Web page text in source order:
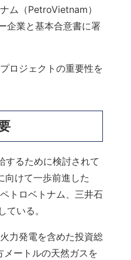
ム（PetroVietnam）
企業と基本合意書に署
ロジェクトの重要性を
するために検討されて
向けて一歩前進した
トロベトナム、三井石
いる。
力発電を含めた投資総
ートルの天然ガスを